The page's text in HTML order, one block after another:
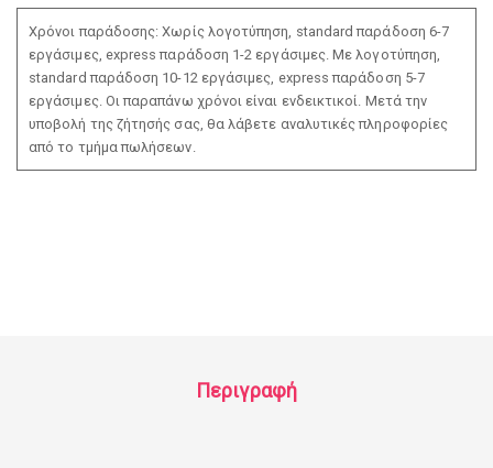
Χρόνοι παράδοσης: Χωρίς λογοτύπηση, standard παράδοση 6-7
εργάσιμες, express παράδοση 1-2 εργάσιμες. Με λογοτύπηση,
standard παράδοση 10-12 εργάσιμες, express παράδοση 5-7
εργάσιμες. Οι παραπάνω χρόνοι είναι ενδεικτικοί. Μετά την
υποβολή της ζήτησής σας, θα λάβετε αναλυτικές πληροφορίες
από το τμήμα πωλήσεων.
Περιγραφή